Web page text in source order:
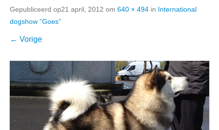
Gepubliceerd op21 april, 2012 om 640 × 494 in International
dogshow “Goes”
← Vorige